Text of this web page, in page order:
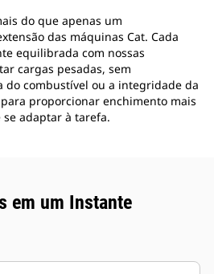
do que apenas um
das máquinas Cat. Cada
equilibrada com nossas
cargas pesadas, sem
do combustível ou a integridade da
proporcionar enchimento mais
adaptar à tarefa.
em um Instante